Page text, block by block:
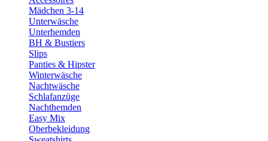
Mädchen 3-14
Unterwäsche
Unterhemden
BH & Bustiers
Slips
Panties & Hipster
Winterwäsche
Nachtwäsche
Schlafanzüge
Nachthemden
Easy Mix
Oberbekleidung